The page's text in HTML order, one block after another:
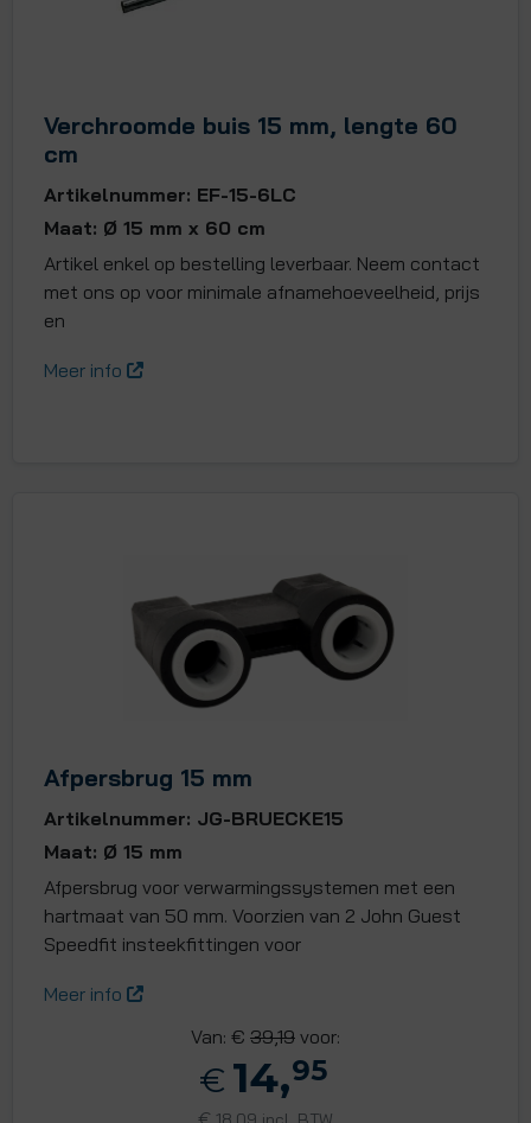
Verchroomde buis 15 mm, lengte 60
cm
Artikelnummer: EF-15-6LC
Maat: Ø 15 mm x 60 cm
Artikel enkel op bestelling leverbaar. Neem contact
met ons op voor minimale afnamehoeveelheid, prijs
en
Meer info
Afpersbrug 15 mm
Artikelnummer: JG-BRUECKE15
Maat: Ø 15 mm
Afpersbrug voor verwarmingssystemen met een
hartmaat van 50 mm. Voorzien van 2 John Guest
Speedfit insteekfittingen voor
Meer info
Van: € 39,19 voor:
€ 14,95